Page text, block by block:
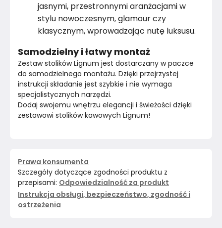
jasnymi, przestronnymi aranżacjami w
stylu nowoczesnym, glamour czy
klasycznym, wprowadzając nutę luksusu.
Samodzielny i łatwy montaż
Zestaw stolików Lignum jest dostarczany w paczce
do samodzielnego montażu. Dzięki przejrzystej
instrukcji składanie jest szybkie i nie wymaga
specjalistycznych narzędzi.
Dodaj swojemu wnętrzu elegancji i świeżości dzięki
zestawowi stolików kawowych Lignum!
Prawa konsumenta
Szczegóły dotyczące zgodności produktu z
przepisami: Odpowiedzialność za produkt
Instrukcja obsługi, bezpieczeństwo, zgodność i
ostrzeżenia